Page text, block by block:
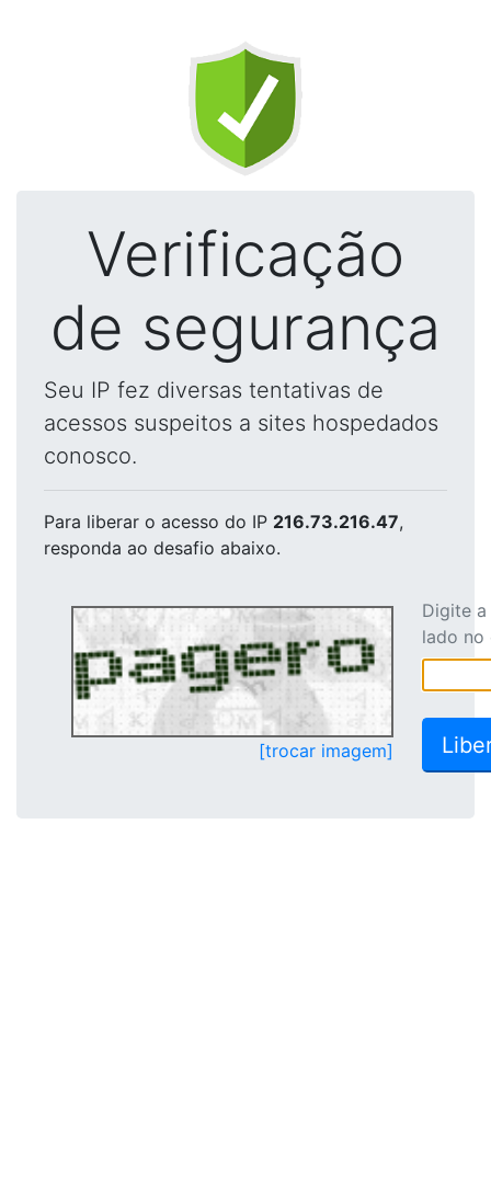
Verificação
de segurança
Seu IP fez diversas tentativas de
acessos suspeitos a sites hospedados
conosco.
Para liberar o acesso do IP 216.73.216.47,
responda ao desafio abaixo.
[trocar imagem]
Digite
lado no